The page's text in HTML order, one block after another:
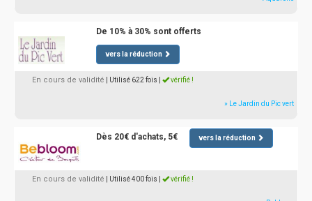
De 10% à 30% sont offerts
vers la réduction
En cours de validité | Utilisé 622 fois vérifié !
» Le Jardin du Pic vert
Dès 20€ d'achats, 5€ vers la réduction
En cours de validité | Utilisé 400 fois vérifié !